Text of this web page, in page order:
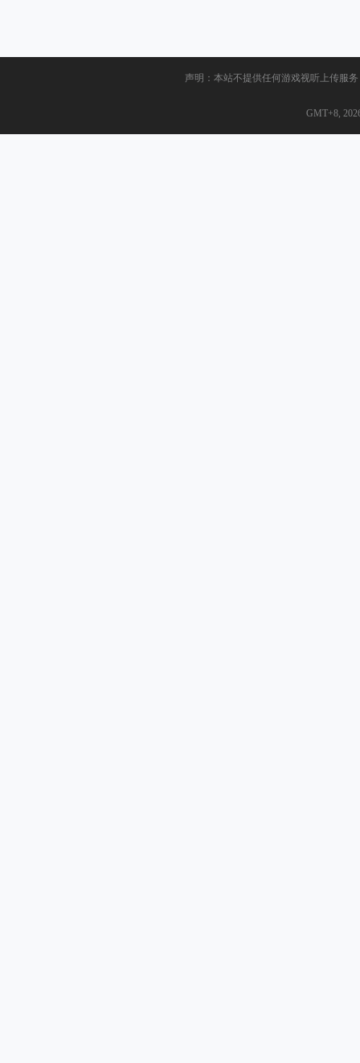
声明：本站不提供任何游戏视听上传服
GMT+8,